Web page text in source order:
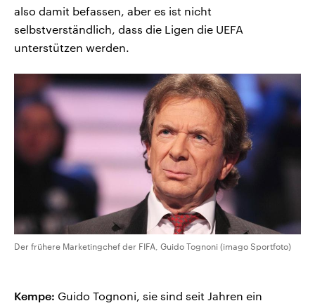
also damit befassen, aber es ist nicht
selbstverständlich, dass die Ligen die UEFA
unterstützen werden.
Der frühere Marketingchef der FIFA, Guido Tognoni (imago Sportfoto)
Kempe: Guido Tognoni, sie sind seit Jahren ein